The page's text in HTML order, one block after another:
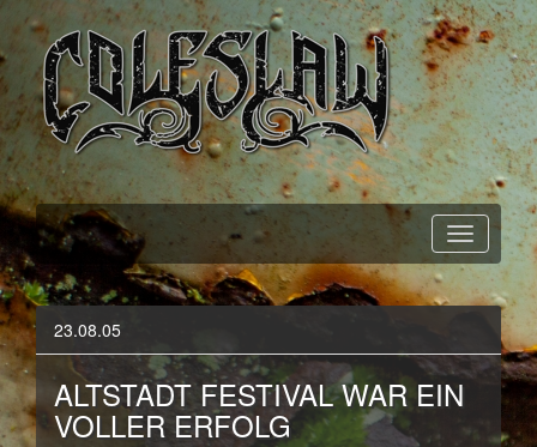
Coleslaw
Official Webpage
23.08.05
ALTSTADT FESTIVAL WAR EIN
VOLLER ERFOLG